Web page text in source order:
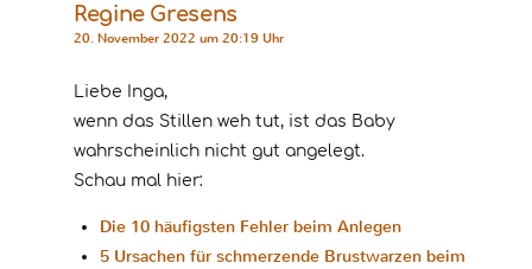
Regine Gresens
20. November 2022 um 20:19 Uhr
Liebe Inga,
wenn das Stillen weh tut, ist das Baby
wahrscheinlich nicht gut angelegt.
Schau mal hier:
Die 10 häufigsten Fehler beim Anlegen
5 Ursachen für schmerzende Brustwarzen beim